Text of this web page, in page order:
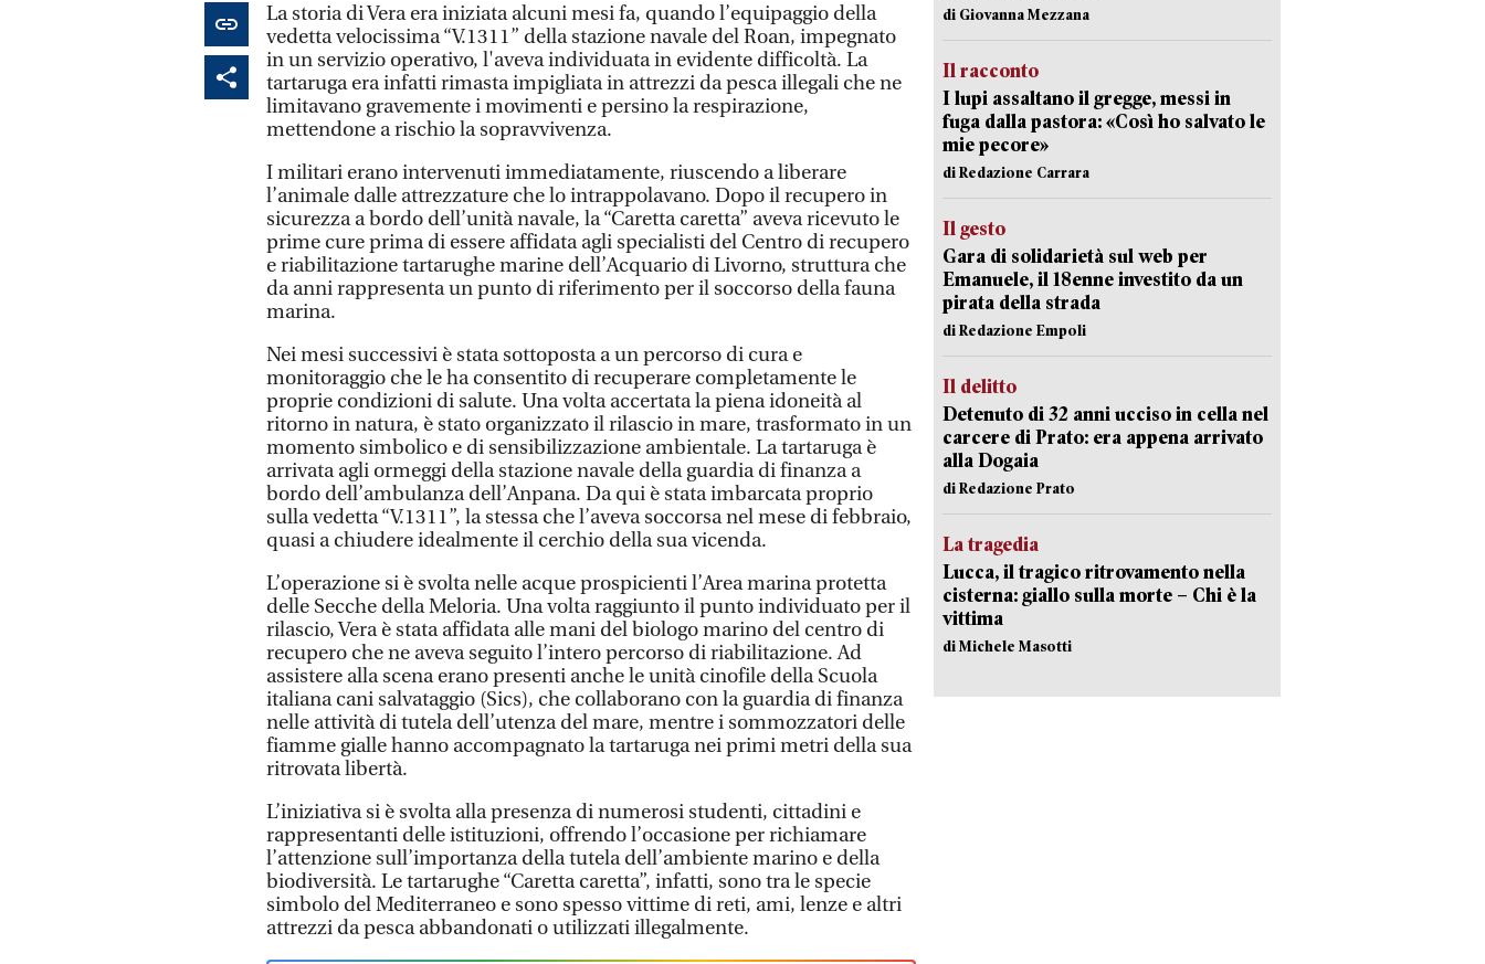
La storia di Vera era iniziata alcuni mesi fa, quando l’equipaggio della
vedetta velocissima “V.1311” della stazione navale del Roan, impegnato
in un servizio operativo, l'aveva individuata in evidente difficoltà. La
tartaruga era infatti rimasta impigliata in attrezzi da pesca illegali che ne
limitavano gravemente i movimenti e persino la respirazione,
mettendone a rischio la sopravvivenza.
I militari erano intervenuti immediatamente, riuscendo a liberare
l’animale dalle attrezzature che lo intrappolavano. Dopo il recupero in
sicurezza a bordo dell’unità navale, la “Caretta caretta” aveva ricevuto le
prime cure prima di essere affidata agli specialisti del Centro di recupero
e riabilitazione tartarughe marine dell’Acquario di Livorno, struttura che
da anni rappresenta un punto di riferimento per il soccorso della fauna
marina.
Nei mesi successivi è stata sottoposta a un percorso di cura e
monitoraggio che le ha consentito di recuperare completamente le
proprie condizioni di salute. Una volta accertata la piena idoneità al
ritorno in natura, è stato organizzato il rilascio in mare, trasformato in un
momento simbolico e di sensibilizzazione ambientale. La tartaruga è
arrivata agli ormeggi della stazione navale della guardia di finanza a
bordo dell’ambulanza dell’Anpana. Da qui è stata imbarcata proprio
sulla vedetta “V.1311”, la stessa che l’aveva soccorsa nel mese di febbraio,
quasi a chiudere idealmente il cerchio della sua vicenda.
L’operazione si è svolta nelle acque prospicienti l’Area marina protetta
delle Secche della Meloria. Una volta raggiunto il punto individuato per il
rilascio, Vera è stata affidata alle mani del biologo marino del centro di
recupero che ne aveva seguito l’intero percorso di riabilitazione. Ad
assistere alla scena erano presenti anche le unità cinofile della Scuola
italiana cani salvataggio (Sics), che collaborano con la guardia di finanza
nelle attività di tutela dell’utenza del mare, mentre i sommozzatori delle
fiamme gialle hanno accompagnato la tartaruga nei primi metri della sua
ritrovata libertà.
L’iniziativa si è svolta alla presenza di numerosi studenti, cittadini e
rappresentanti delle istituzioni, offrendo l’occasione per richiamare
l’attenzione sull’importanza della tutela dell’ambiente marino e della
biodiversità. Le tartarughe “Caretta caretta”, infatti, sono tra le specie
simbolo del Mediterraneo e sono spesso vittime di reti, ami, lenze e altri
attrezzi da pesca abbandonati o utilizzati illegalmente.
di Giovanna Mezzana
Il racconto
I lupi assaltano il gregge, messi in
fuga dalla pastora: «Così ho salvato le
mie pecore»
di Redazione Carrara
Il gesto
Gara di solidarietà sul web per
Emanuele, il 18enne investito da un
pirata della strada
di Redazione Empoli
Il delitto
Detenuto di 32 anni ucciso in cella nel
carcere di Prato: era appena arrivato
alla Dogaia
di Redazione Prato
La tragedia
Lucca, il tragico ritrovamento nella
cisterna: giallo sulla morte – Chi è la
vittima
di Michele Masotti